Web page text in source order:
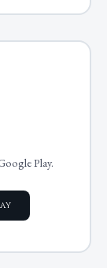
Play.